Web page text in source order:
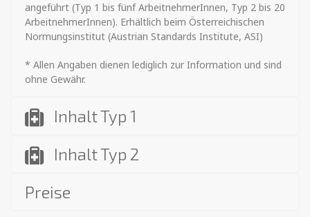
angeführt (Typ 1 bis fünf ArbeitnehmerInnen, Typ 2 bis 20
ArbeitnehmerInnen). Erhältlich beim Österreichischen
Normungsinstitut (Austrian Standards Institute, ASI)
* Allen Angaben dienen lediglich zur Information und sind
ohne Gewähr.
Inhalt Typ 1
Inhalt Typ 2
Preise